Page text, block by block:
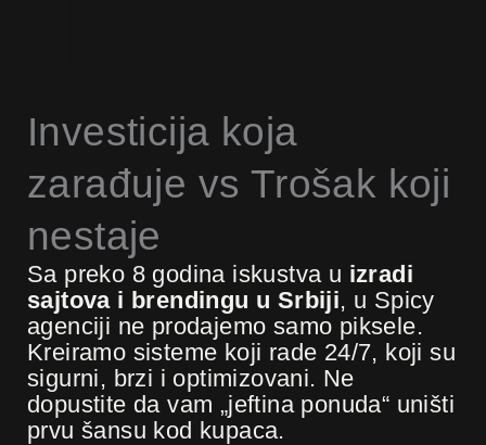
Investicija koja
zarađuje vs Trošak koji
nestaje
Sa preko 8 godina iskustva u izradi
sajtova i brendingu u Srbiji, u Spicy
agenciji ne prodajemo samo piksele.
Kreiramo sisteme koji rade 24/7, koji su
sigurni, brzi i optimizovani. Ne
dopustite da vam „jeftina ponuda“ uništi
prvu šansu kod kupaca.